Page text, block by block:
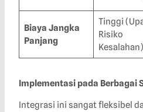
Biaya Jangka
Panjang
Tinggi
Risiko
Kesalahan)
Implementasi pada Berbagai
Integrasi ini sangat fleksibel